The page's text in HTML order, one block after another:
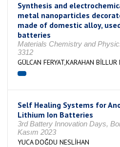
Synthesis and
metal nanoparticles
made of domestic alloy,
batteries
Materials Chemistry and
3312
GÜLCAN FERYAT,KARAHAN BİLLUR
Self Healing Systems for
Lithium Ion Batteries
3rd Battery Innovation Days,
Kasım 2023
YUCA DOĞDU NESLİHAN